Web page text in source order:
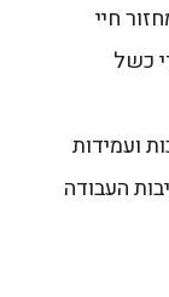
חיי
כשל
ועמידות
העבודה